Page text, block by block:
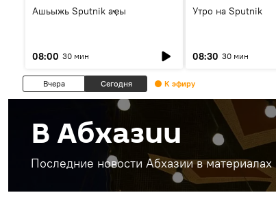
Ашьыжь Sputnik аҿы
08:00 30 мин
Утро на Sputnik
08:30 30 мин
Вчера Сегодня К эфиру
В Абхазии
Последние новости Абхазии в